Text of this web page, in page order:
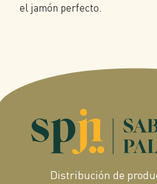
el jamón perfecto.
Distribución de